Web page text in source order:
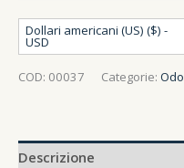
Dollari americani (US) ($) -
USD
COD: 00037 Categorie:
Descrizione